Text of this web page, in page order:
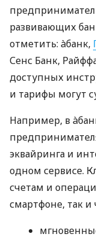
развивающих
отметить: àбанк,
Сенс Банк,
доступных
и тарифы могут
Например, в
эквайринга и
одном сервисе.
счетам и
смартфоне, так и